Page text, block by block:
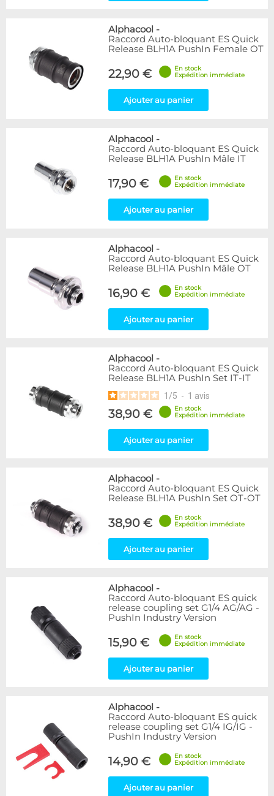
Alphacool -
Raccord Auto-bloquant ES Quick
Release BLH1A PushIn Female OT
22,90 €
En stock
Expédition immédiate
Ajouter au panier
Alphacool -
Raccord Auto-bloquant ES Quick
Release BLH1A PushIn Mâle IT
17,90 €
En stock
Expédition immédiate
Ajouter au panier
Alphacool -
Raccord Auto-bloquant ES Quick
Release BLH1A PushIn Mâle OT
16,90 €
En stock
Expédition immédiate
Ajouter au panier
Alphacool -
Raccord Auto-bloquant ES Quick
Release BLH1A PushIn Set IT-IT
1 /5 - 1 avis
38,90 €
En stock
Expédition immédiate
Ajouter au panier
Alphacool -
Raccord Auto-bloquant ES Quick
Release BLH1A PushIn Set OT-OT
38,90 €
En stock
Expédition immédiate
Ajouter au panier
Alphacool -
Raccord Auto-bloquant ES quick
release coupling set G1/4 AG/AG -
PushIn Industry Version
15,90 €
En stock
Expédition immédiate
Ajouter au panier
Alphacool -
Raccord Auto-bloquant ES quick
release coupling set G1/4 IG/IG -
PushIn Industry Version
14,90 €
En stock
Expédition immédiate
Ajouter au panier